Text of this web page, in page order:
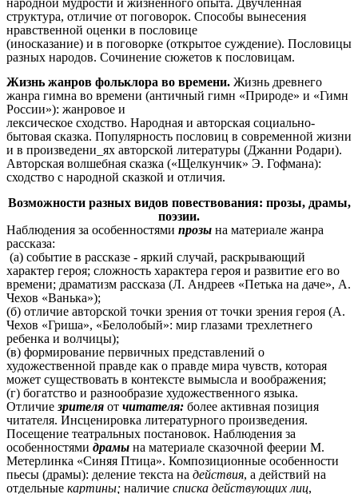
структура, отличие от поговорок. Способы вынесения
нравственной оценки в пословице
(иносказание) и в поговорке (открытое суждение). Пословицы
разных народов. Сочинение сюжетов к пословицам.
Жизнь жанров фольклора во времени. Жизнь древнего
жанра гимна во времени (античный гимн «Природе» и «Гимн
России»): жанровое и
лексическое сходство. Народная и авторская социально-
бытовая сказка. Популярность пословиц в современной жизни
и в произведени_ях авторской литературы (Джанни Родари).
Авторская волшебная сказка («Щелкунчик» Э. Гофмана):
сходство с народной сказкой и отличия.
Возможности разных видов повествования: прозы, драмы,
поэзии.
Наблюдения за особенностями прозы на материале жанра
рассказа:
(а) событие в рассказе - яркий случай, раскрывающий
характер героя; сложность характера героя и развитие его во
времени; драматизм рассказа (Л. Андреев «Петька на даче», А.
Чехов «Ванька»);
(б) отличие авторской точки зрения от точки зрения героя (А.
Чехов «Гриша», «Белолобый»: мир глазами трехлетнего
ребенка и волчицы);
(в) формирование первичных представлений о
художественной правде как о правде мира чувств, которая
может существовать в контексте вымысла и воображения;
(г) богатство и разнообразие художественного языка.
Отличие зрителя от читателя: более активная позиция
читателя. Инсценировка литературного произведения.
Посещение театральных постановок. Наблюдения за
особенностями драмы на материале сказочной феерии М.
Метерлинка «Синяя Птица». Композиционные особенности
пьесы (драмы): деление текста на действия, а действий на
отдельные картины; наличие списка действующих лиц,